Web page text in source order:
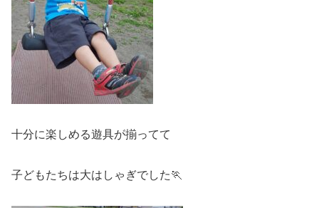
十分に楽しめる遊具が揃ってて
子どもたちは大はしゃぎでした🏃